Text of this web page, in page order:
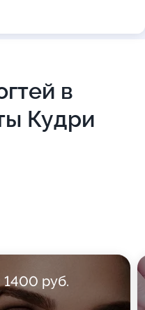
в
Кудри
1400 руб.